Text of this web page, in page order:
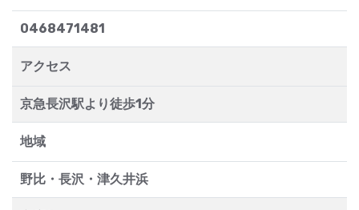
0468471481
アクセス
京急長沢駅より徒歩1分
地域
野比・長沢・津久井浜